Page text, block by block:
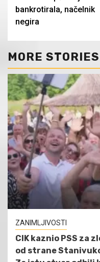
bankrotirala, načelnik
negira
MORE STORIES
ZANIMLJIVOSTI
CIK kaznio PSS za
od strane